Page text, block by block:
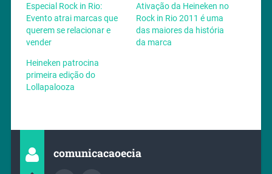
Especial Rock in Rio:
Evento atrai marcas que
querem se relacionar e
vender
Ativação da Heineken no
Rock in Rio 2011 é uma
das maiores da história
da marca
Heineken patrocina
primeira edição do
Lollapalooza
comunicacaoecia